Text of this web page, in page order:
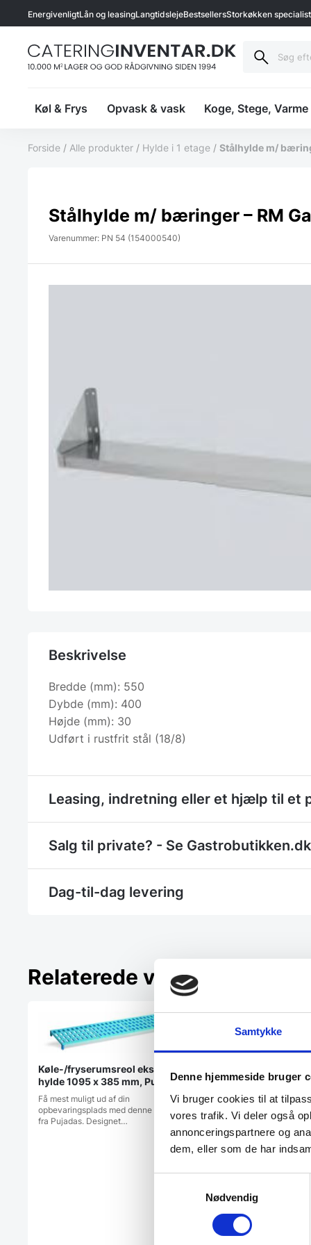
Samtykke
Denne hjemmeside bruger
Vi bruger cookies til at
vores trafik. Vi deler også
annonceringspartnere og
dem, eller som de har
Nødvendig
EnergivenligtLån og leasingLangtidslejeBestsellersStorkøkken
Køl & Frys Opvask & vask Koge, Stege, Varme
Forside / Alle produkter / Hylde i 1 etage / Stålhylde m/
Stålhylde m/ bæringer – RM
Varenummer: PN 54 (154000540)
Beskrivelse
Bredde (mm): 550
Dybde (mm): 400
Højde (mm): 30
Udført i rustfrit stål (18/8)
Leasing, indretning eller et hjælp til et
Salg til private? - Se Gastrobutikken.dk
Dag-til-dag levering
Relaterede varer
Køle-/fryserumsreol ekstra
hylde 1095 x 385 mm, Pujadas
Få mest muligt ud af din
opbevaringsplads med denne hylde
fra Pujadas. Designet…
Hylde 300 mm dyb,
Hylde 300 mm dyb -
Hylden er stabil på